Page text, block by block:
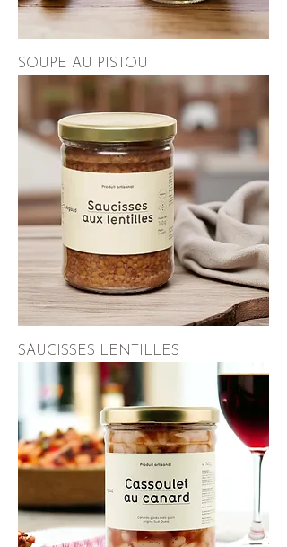
SOUPE AU PISTOU
SAUCISSES LENTILLES